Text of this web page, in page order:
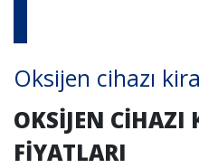
Oksijen cihazı
OKSİJEN CİHAZI
FİYATLARI